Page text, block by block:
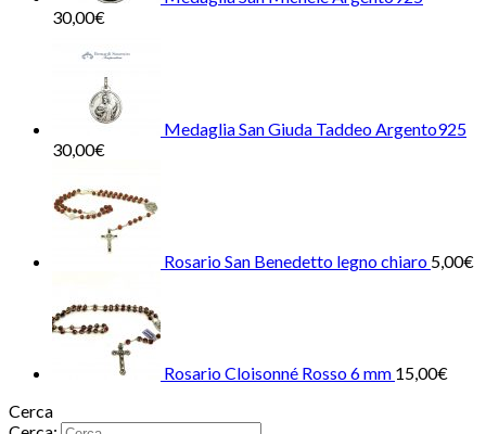
30,00€
Medaglia San Giuda Taddeo Argento925
30,00€
Rosario San Benedetto legno chiaro 5,00€
Rosario Cloisonné Rosso 6 mm 15,00€
Cerca